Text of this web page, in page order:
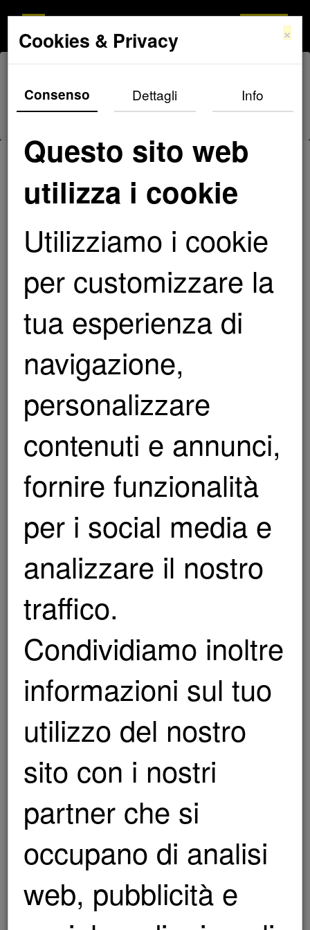
HOME PORTFOLIO
PORTFOLIO
ALCUNI LAVORI SVOLTI
APPLICAZIONE
FERRARI PUROSANGUE
Clicca qui
PPF
Clicca qui
APPLICAZIONE
PORSCHE GT3 RS WEISSACH
Clicca qui
A DOMICILIO
Clicca qui
LAVAGGIO
A DOMICILIO
Clicca qui
PPF
LAVAGGIO
INTERNI
Clicca qui
INTERNI
Clicca qui
WRAPPING
PERSONALIZZATO
RANGE ROVER
Clicca qui
TRATTAMENTO CERAMICO
FERRARI F8 TRIBUTO
TRATTAMENTO IDROREPELLENTE
PORSCHE GT3 RS
Clicca qui
×
Cookies & Privacy
Consenso Dettagli Info
Questo sito web
utilizza i cookie
Utilizziamo i cookie
per customizzare la
tua esperienza di
navigazione,
personalizzare
contenuti e annunci,
fornire funzionalità
per i social media e
analizzare il nostro
traffico.
Condividiamo inoltre
informazioni sul tuo
utilizzo del nostro
sito con i nostri
partner che si
occupano di analisi
web, pubblicità e